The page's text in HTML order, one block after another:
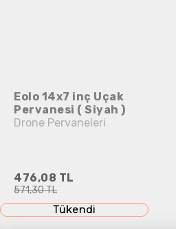
Eolo 14x7 inç Uçak
Pervanesi ( Siyah )
Drone Pervaneleri
476,08 TL
571,30 TL
Tükendi